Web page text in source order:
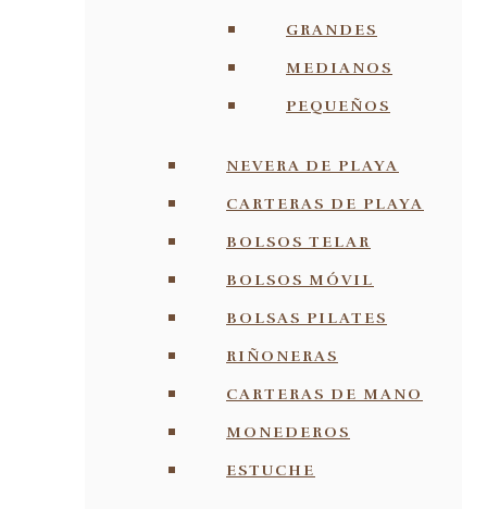
GRANDES
MEDIANOS
PEQUEÑOS
NEVERA DE PLAYA
CARTERAS DE PLAYA
BOLSOS TELAR
BOLSOS MÓVIL
BOLSAS PILATES
RIÑONERAS
CARTERAS DE MANO
MONEDEROS
ESTUCHE